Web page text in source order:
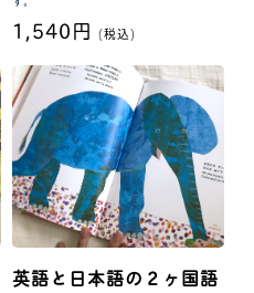
1,540円 (税込)
英語と日本語の２ヶ国語